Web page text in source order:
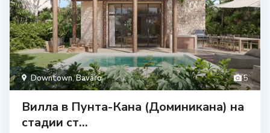
5
Downtown,Bavaro
Вилла в Пунта-Кана (Доминикана) на
стадии ст...